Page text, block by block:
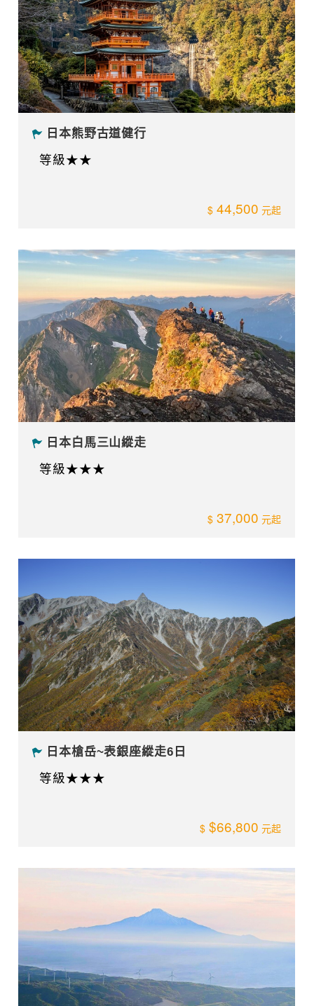
日本熊野古道健行
44,500
等級★★
日本白馬三山縱走
37,000
等級★★★
日本槍岳~表銀座縱走6日
$66,800
等級★★★